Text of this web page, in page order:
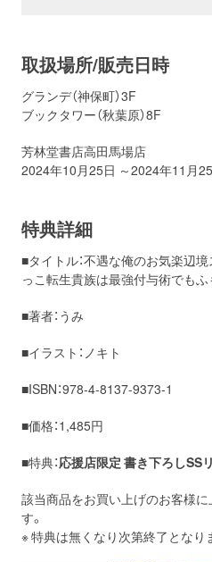
取扱場所/販売日時
グランデ（神保町）3F
ブックタワー（秋葉原）8F
芳林堂書店高田馬場店
2024年10月25日 ～2024年11月
特典詳細
■タイトル：不遇な俺のお気楽辺
っこ転生貴族は最強付与術でも
■著者：うみ
■イラスト：ノキト
■ISBN：978-4-8137-9373-1
■価格：1,485円
■特典：応援店限定 書き下ろしSS
該当商品をお買い上げのお客様
す。
※ 特典は無くなり次第終了となり